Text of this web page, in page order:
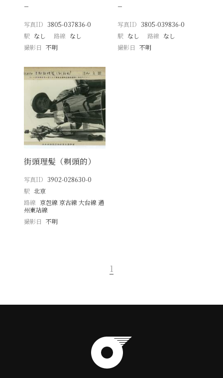
−
写真ID 3805-037836-0
駅 なし 路線 なし
撮影日
不明
−
写真ID 3805-039836-0
駅 なし 路線 なし
撮影日 不明
街頭理髪（剃頭的）
写真ID 3902-028630-0
駅 北京
路線 京包線 京古線 大台線 通
州東站線
撮影日
不明
1